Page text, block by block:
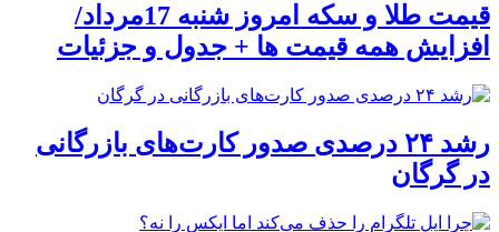
قیمت طلا و سکه امروز شنبه 17مرداد/
افزایش همه قیمت ها + جدول و جزئیات
رشد ۲۴ درصدی صدور کارت‌های بازرگانی
در گرگان